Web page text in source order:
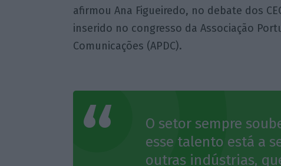
afirmou Ana Figueiredo, no debate dos
inserido no congresso da Associação
Comunicações (APDC).
O setor sempre
esse talento está a
outras indústrias,